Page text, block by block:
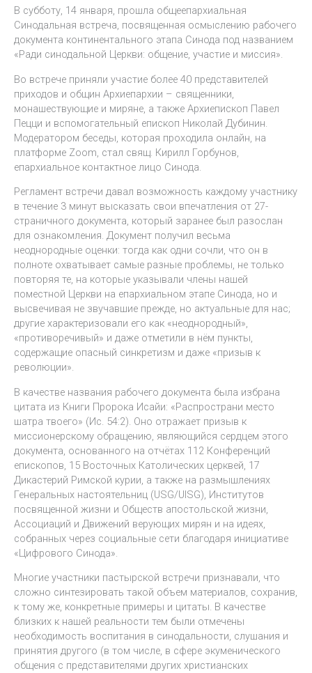
В субботу, 14 января, прошла общеепархиальная
Синодальная встреча, посвященная осмыслению рабочего
документа континентального этапа Синода под названием
«Ради синодальной Церкви: общение, участие и миссия».
Во встрече приняли участие более 40 представителей
приходов и общин Архиепархии – священники,
монашествующие и миряне, а также Архиепископ Павел
Пецци и вспомогательный епископ Николай Дубинин.
Модератором беседы, которая проходила онлайн, на
платформе Zoom, стал свящ. Кирилл Горбунов,
епархиальное контактное лицо Синода.
Регламент встречи давал возможность каждому участнику
в течение 3 минут высказать свои впечатления от 27-
страничного документа, который заранее был разослан
для ознакомления. Документ получил весьма
неоднородные оценки: тогда как одни сочли, что он в
полноте охватывает самые разные проблемы, не только
повторяя те, на которые указывали члены нашей
поместной Церкви на епархиальном этапе Синода, но и
высвечивая не звучавшие прежде, но актуальные для нас;
другие характеризовали его как «неоднородный»,
«противоречивый» и даже отметили в нём пункты,
содержащие опасный синкретизм и даже «призыв к
революции».
В качестве названия рабочего документа была избрана
цитата из Книги Пророка Исайи: «Распространи место
шатра твоего» (Ис. 54:2). Оно отражает призыв к
миссионерскому обращению, являющийся сердцем этого
документа, основанного на отчётах 112 Конференций
епископов, 15 Восточных Католических церквей, 17
Дикастерий Римской курии, а также на размышлениях
Генеральных настоятельниц (USG/UISG), Институтов
посвященной жизни и Обществ апостольской жизни,
Ассоциаций и Движений верующих мирян и на идеях,
собранных через социальные сети благодаря инициативе
«Цифрового Синода».
Многие участники пастырской встречи признавали, что
сложно синтезировать такой объем материалов, сохранив,
к тому же, конкретные примеры и цитаты. В качестве
близких к нашей реальности тем были отмечены
необходимость воспитания в синодальности, слушания и
принятия другого (в том числе, в сфере экуменического
общения с представителями других христианских